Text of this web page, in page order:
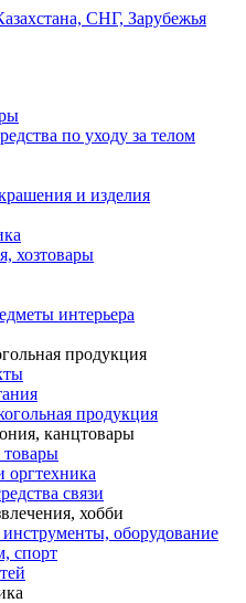
по уходу за телом
и изделия
хозтовары
интерьера
продукция
продукция
канцтовары
товары
связи
хобби
оборудование
спорт